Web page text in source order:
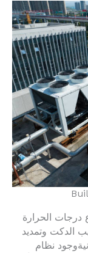
درجات الحرارة
الدكت وتمديد
نظام